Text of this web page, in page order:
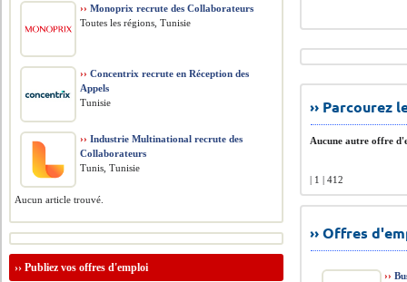
››
Aucune autre offre
| 1 | 412
›› Offres
››
›› Monoprix recrute des Collaborateurs
Toutes les régions, Tunisie
›› Concentrix recrute en Réception des
Appels
Tunisie
›› Industrie Multinational recrute des
Collaborateurs
Tunis, Tunisie
Aucun article trouvé.
››Publiez vos offres d'emploi